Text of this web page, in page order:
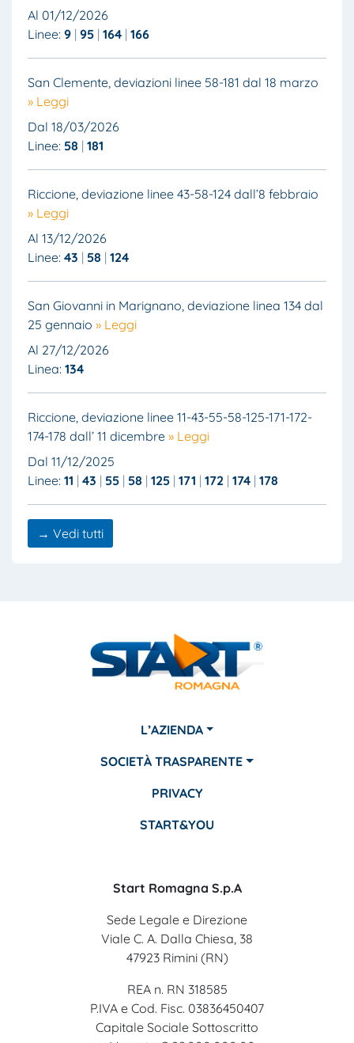
Al 01/12/2026
Linee: 9 95 164 166
San Clemente, deviazioni linee 58-181 dal 18 marzo
» Leggi
Dal 18/03/2026
Linee: 58 181
Riccione, deviazione linee 43-58-124 dall’8 febbraio
» Leggi
Al 13/12/2026
Linee: 43 58 124
San Giovanni in Marignano, deviazione linea 134 dal
25 gennaio » Leggi
Al 27/12/2026
Linea: 134
Riccione, deviazione linee 11-43-55-58-125-171-172-
174-178 dall’ 11 dicembre » Leggi
Dal 11/12/2025
Linee: 11 43 55 58 125 171 172 174 178
→ Vedi tutti
L’AZIENDA
SOCIETÀ TRASPARENTE
PRIVACY
START&YOU
Start Romagna S.p.A
Sede Legale e Direzione
Viale C. A. Dalla Chiesa, 38
47923 Rimini (RN)
REA n. RN 318585
P.IVA e Cod. Fisc. 03836450407
Capitale Sociale Sottoscritto